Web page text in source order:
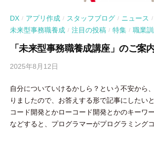
DX / アプリ作成 / スタッフブログ / ニュース /
未来型事務職養成 / 注目の投稿 / 特集 / 職業
「未来型事務職養成講座」のご案
2025年8月12日
吉
田
豪
自分についていけるかしら？という不安から
りましたので、お答えする形で記事にしたい
コード開発とかローコード開発とかのキーワ
などすると、プログラマーがプログラミング